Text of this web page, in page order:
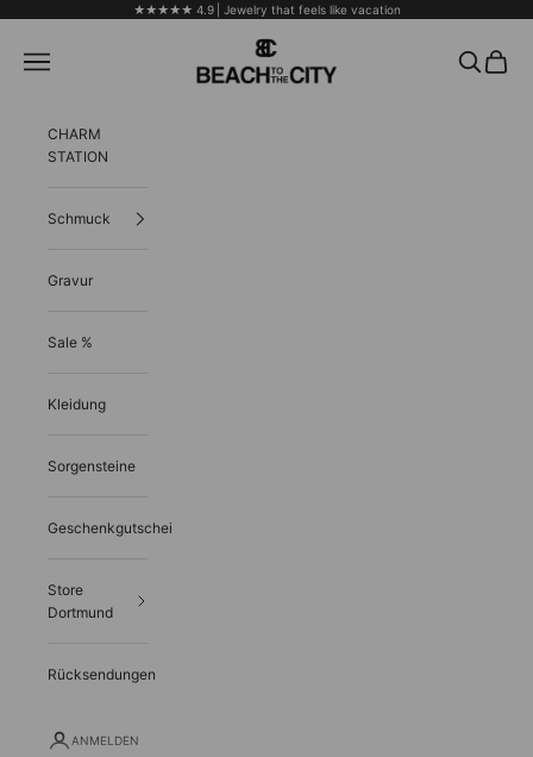
★★★★★ 4.9 | Jewelry that feels like vacation
Beach to the City
Menü Suchen
CHARM
STATION
Schmuck
Gravur
Sale %
Kleidung
Sorgensteine
Geschenkgutschein
Store
Dortmund
Rücksendungen
ANMELDEN